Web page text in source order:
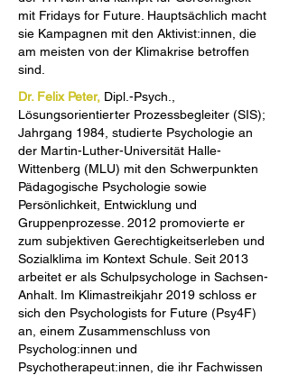
mit Fridays for Future. Hauptsächlich macht
sie Kampagnen mit den Aktivist:innen, die
am meisten von der Klimakrise betroffen
sind.
Dr. Felix Peter, Dipl.-Psych.,
Lösungsorientierter Prozessbegleiter (SIS);
Jahrgang 1984, studierte Psychologie an
der Martin-Luther-Universität Halle-
Wittenberg (MLU) mit den Schwerpunkten
Pädagogische Psychologie sowie
Persönlichkeit, Entwicklung und
Gruppenprozesse. 2012 promovierte er
zum subjektiven Gerechtigkeitserleben und
Sozialklima im Kontext Schule. Seit 2013
arbeitet er als Schulpsychologe in Sachsen-
Anhalt. Im Klimastreikjahr 2019 schloss er
sich den Psychologists for Future (Psy4F)
an, einem Zusammenschluss von
Psycholog:innen und
Psychotherapeut:innen, die ihr Fachwissen